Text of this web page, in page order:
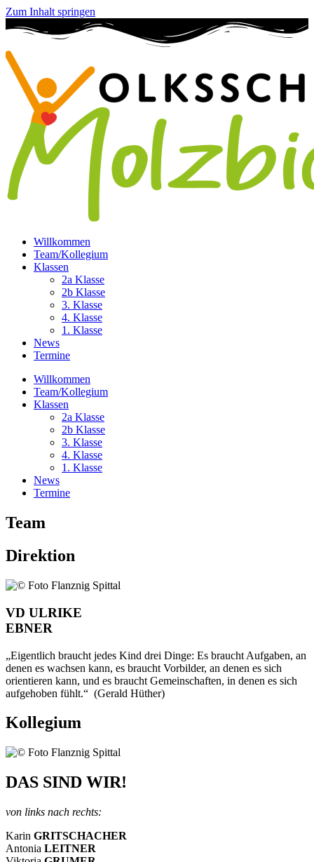
Zum Inhalt springen
Willkommen
Team/Kollegium
Klassen
2a Klasse
2b Klasse
3. Klasse
4. Klasse
1. Klasse
News
Termine
Willkommen
Team/Kollegium
Klassen
2a Klasse
2b Klasse
3. Klasse
4. Klasse
1. Klasse
News
Termine
Team
Direktion
VD ULRIKE
EBNER
„Eigentlich braucht jedes Kind drei Dinge: Es braucht Aufgaben, an
denen es wachsen kann, es braucht Vorbilder, an denen es sich
orientieren kann, und es braucht Gemeinschaften, in denen es sich
aufgehoben fühlt.“ (Gerald Hüther)
Kollegium
DAS SIND WIR!
von links nach rechts:
Karin GRITSCHACHER
Antonia LEITNER